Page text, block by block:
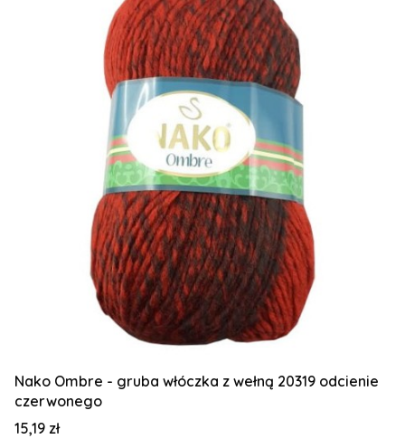
Nako Ombre - gruba włóczka z wełną 20319 odcienie
czerwonego
Cena
15,19 zł